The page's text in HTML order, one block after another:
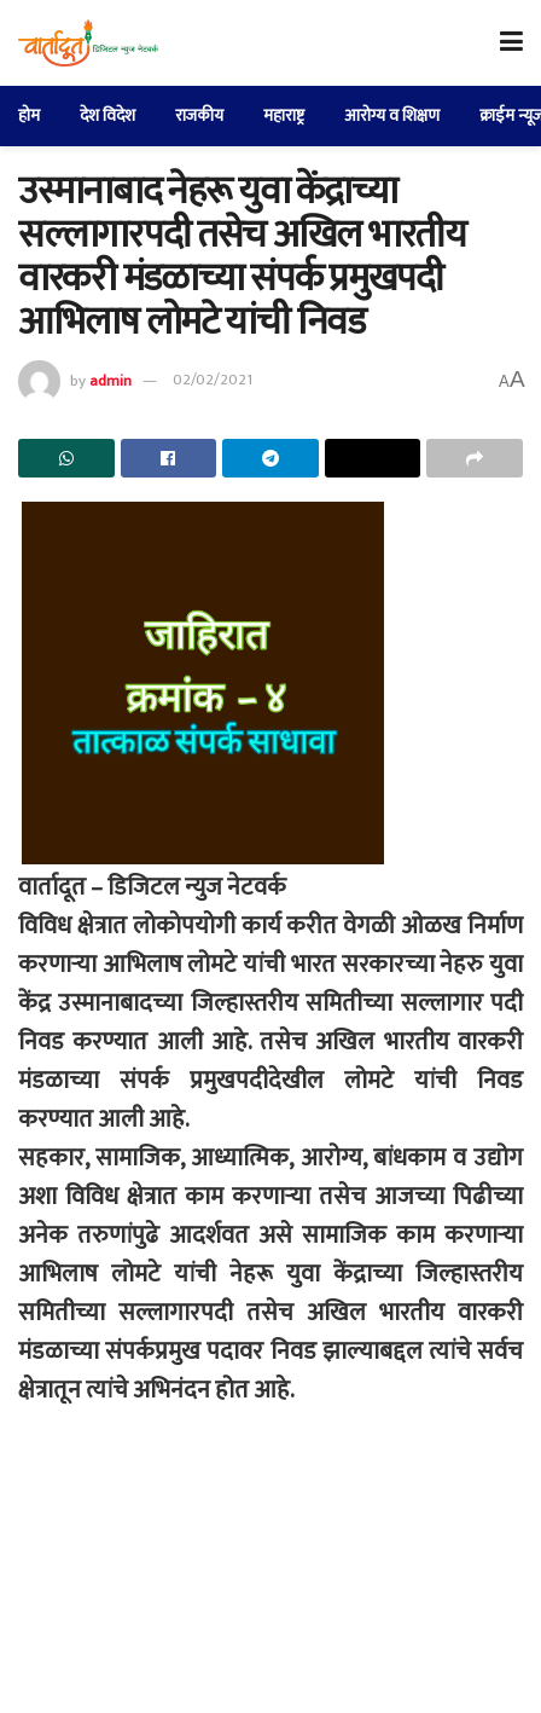
होम देश विदेश राजकीय महाराष्ट्र आरोग्य व शिक्षण क्राईम
उस्मानाबाद नेहरू युवा केंद्राच्या
सल्लागारपदी तसेच अखिल भारतीय
वारकरी मंडळाच्या संपर्क प्रमुखपदी
आभिलाष लोमटे यांची निवड
byadmin 02/02/2021 AA
वार्तादूत – डिजिटल न्युज नेटवर्क
विविध क्षेत्रात लाेकाेपयाेगी कार्य करीत वेगळी ओळख निर्माण
करणाऱ्या आभिलाष लोमटे यांची भारत सरकारच्या नेहरु युवा
केंद्र उस्मानाबादच्या जिल्हास्तरीय समितीच्या सल्लागार पदी
निवड करण्यात आली आहे. तसेच अखिल भारतीय वारकरी
मंडळाच्या संपर्क प्रमुखपदीदेखील लोमटे यांची निवड
करण्यात आली आहे.
सहकार, सामाजिक, आध्यात्मिक, आरोग्य, बांधकाम व उद्योग
अशा विविध क्षेत्रात काम करणाऱ्या तसेच आजच्या पिढीच्या
अनेक तरुणांपुढे आदर्शवत असे सामाजिक काम करणाऱ्या
आभिलाष लोमटे यांची नेहरू युवा केंद्राच्या जिल्हास्तरीय
समितीच्या सल्लागारपदी तसेच अखिल भारतीय वारकरी
मंडळाच्या संपर्कप्रमुख पदावर निवड झाल्याबद्दल त्यांचे सर्वच
क्षेत्रातून त्यांचे अभिनंदन होत आहे.